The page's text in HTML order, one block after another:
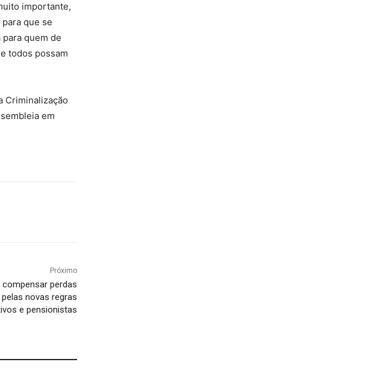
importante,
que se
quem de
todos possam
Criminalização
em
Próximo
perdas
novas regras
e pensionistas